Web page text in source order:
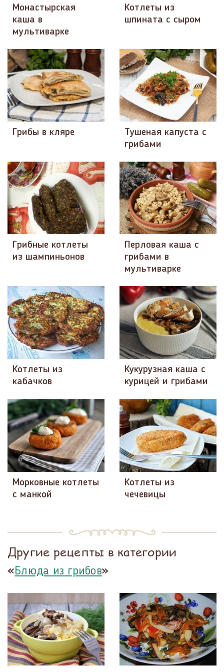
Монастырская
каша в
мультиварке
Котлеты из
шпината с сыром
Грибы в кляре
Тушеная капуста с
грибами
Грибные котлеты
из шампиньонов
Перловая каша с
грибами в
мультиварке
Котлеты из
кабачков
Кукурузная каша с
курицей и грибами
Морковные котлеты
с манкой
Котлеты из
чечевицы
Другие рецепты в категории
«Блюда из грибов»